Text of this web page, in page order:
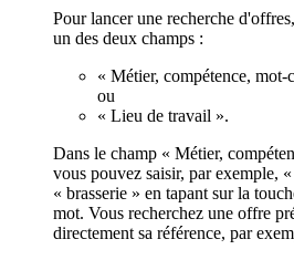
Pour lancer une recherche
un des deux champs :
« Métier, compétence, mot-
ou
« Lieu de travail ».
Dans le champ « Métier,
vous pouvez saisir, par exemple,
« brasserie » en tapant sur la
mot. Vous recherchez une offre
directement sa référence, par